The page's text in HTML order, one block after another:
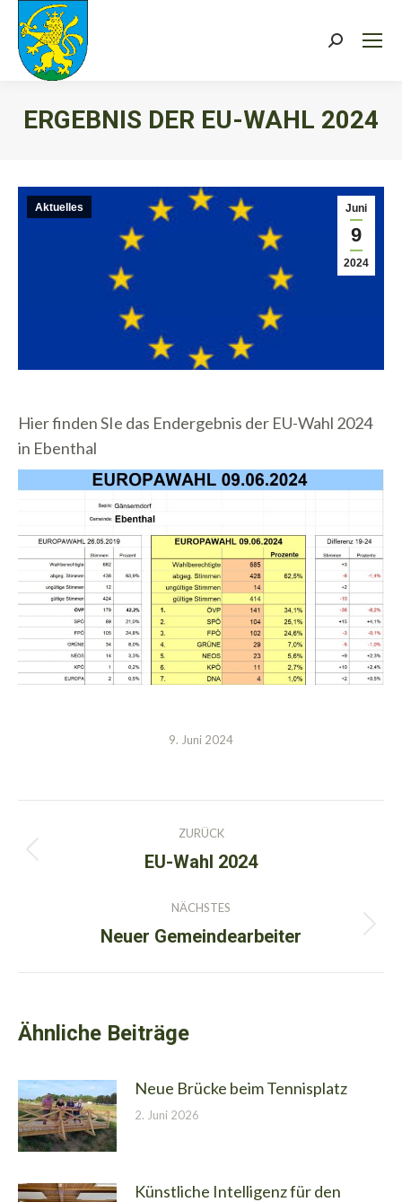
Search:
ERGEBNIS DER EU-WAHL 2024
Juni
9
2024
Aktuelles
Hier finden SIe das Endergebnis der EU-Wahl 2024
in Ebenthal
9. Juni 2024
Kommentarnavigation
ZURÜCK
Vorheriger
EU-Wahl 2024
NÄCHSTES
Nächster
Neuer Gemeindearbeiter
Ähnliche Beiträge
Neue Brücke beim Tennisplatz
2. Juni 2026
Künstliche Intelligenz für den